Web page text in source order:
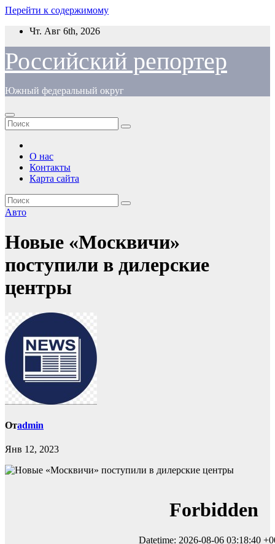
Перейти к содержимому
Чт. Авг 6th, 2026
Российский репортер
Южный федеральный округ
О нас
Контакты
Карта сайта
Авто
Новые «Москвичи»
поступили в дилерские
центры
Отadmin
Янв 12, 2023